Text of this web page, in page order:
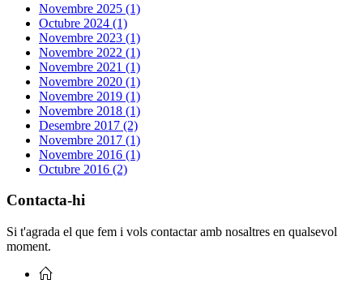
Novembre 2025 (1)
Octubre 2024 (1)
Novembre 2023 (1)
Novembre 2022 (1)
Novembre 2021 (1)
Novembre 2020 (1)
Novembre 2019 (1)
Novembre 2018 (1)
Desembre 2017 (2)
Novembre 2017 (1)
Novembre 2016 (1)
Octubre 2016 (2)
Contacta-hi
Si t'agrada el que fem i vols contactar amb nosaltres en qualsevol
moment.